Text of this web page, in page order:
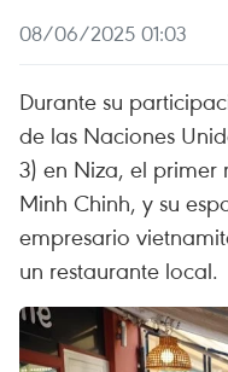
08/06/2025 01:03
Durante su
de las Naciones
3) en Niza, el primer
Minh Chinh, y su
empresario
un restaurante local.